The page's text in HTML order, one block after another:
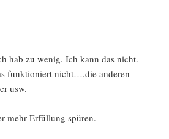
hab zu wenig. Ich kann das nicht.
funktioniert nicht….die anderen
usw.
mehr Erfüllung spüren.